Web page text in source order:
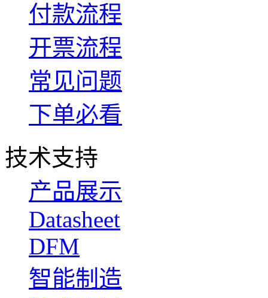
付款流程
开票流程
常见问题
下单必看
技术支持
产品展示
Datasheet
DFM
智能制造